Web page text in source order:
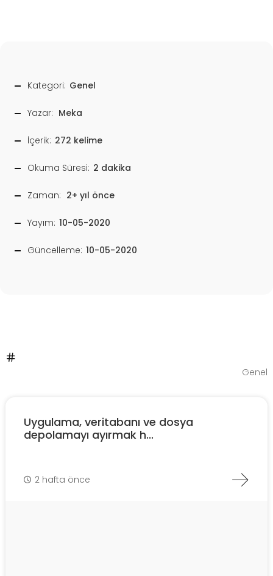
Kategori: Genel
Yazar: Meka
İçerik: 272 kelime
Okuma Süresi: 2 dakika
Zaman: 2+ yıl önce
Yayım: 10-05-2020
Güncelleme: 10-05-2020
Genel
Uygulama, veritabanı ve dosya
depolamayı ayırmak h...
2 hafta önce